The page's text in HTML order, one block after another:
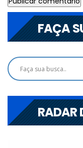
FAÇA
RADAR